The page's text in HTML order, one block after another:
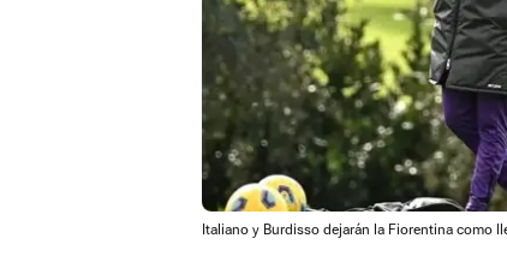
Italiano y Burdisso dejarán la Fiorentina como